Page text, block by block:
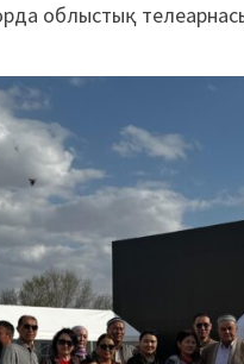
облыстық